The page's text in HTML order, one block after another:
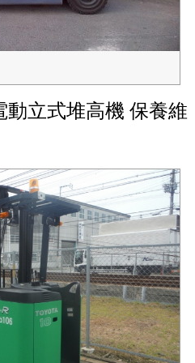
動立式堆高機 保養維